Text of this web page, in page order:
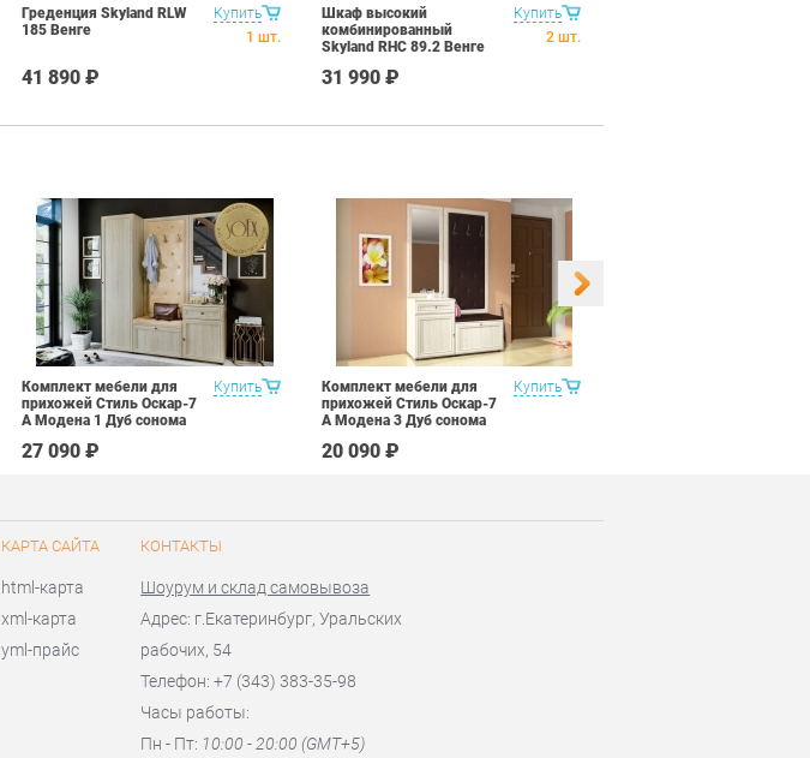
Купить
Греденция Skyland RLW
185 Венге
41 890 ₽
1 шт.
Купить
Шкаф высокий
комбинированный
Skyland RHC 89.2 Венге
31 990 ₽
2 шт.
Купить
Комплект мебели для
прихожей Стиль Оскар-7
А Модена 1 Дуб сонома
27 090 ₽
Купить
Комплект мебели для
прихожей Стиль Оскар-7
А Модена 3 Дуб сонома
20 090 ₽
КАРТА САЙТА
html-карта
xml-карта
yml-прайс
КОНТАКТЫ
Шоурум и склад самовывоза
Адрес: г.Екатеринбург, Уральских
рабочих, 54
Телефон: +7 (343) 383-35-98
Часы работы:
Пн - Пт: 10:00 - 20:00 (GMT+5)